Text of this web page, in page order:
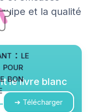
et la qualité
: le
pour
bon
le livre blanc
➔ Télécharger